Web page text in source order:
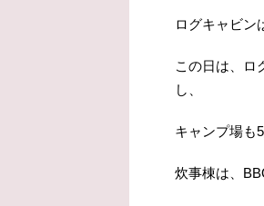
ログキャビン
この日は、ロ
し、
キャンプ場も
炊事棟は、